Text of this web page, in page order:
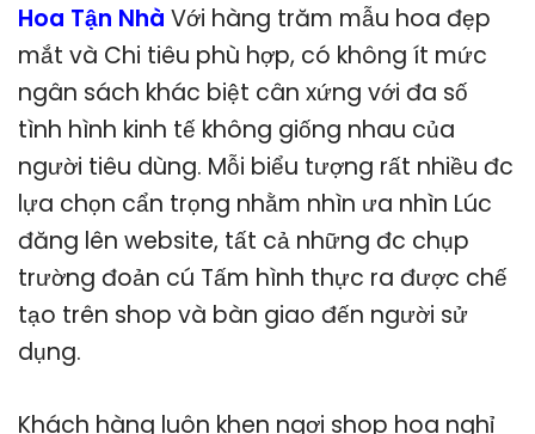
Hoa Tận Nhà Với hàng trăm mẫu hoa đẹp
mắt và Chi tiêu phù hợp, có không ít mức
ngân sách khác biệt cân xứng với đa số
tình hình kinh tế không giống nhau của
người tiêu dùng. Mỗi biểu tượng rất nhiều đc
lựa chọn cẩn trọng nhằm nhìn ưa nhìn Lúc
đăng lên website, tất cả những đc chụp
trường đoản cú Tấm hình thực ra được chế
tạo trên shop và bàn giao đến người sử
dụng.
Khách hàng luôn khen ngợi shop hoa nghỉ